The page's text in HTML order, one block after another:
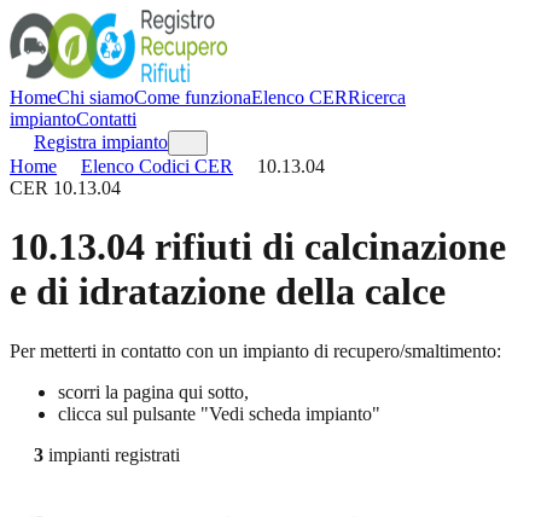
HomeChi siamoCome funzionaElenco CERRicerca
impiantoContatti
Registra impianto
Home
Elenco Codici CER
10.13.04
CER 10.13.04
10.13.04 rifiuti di calcinazione
e di idratazione della calce
Per metterti in contatto con un impianto di recupero/smaltimento:
scorri la pagina qui sotto,
clicca sul pulsante "Vedi scheda impianto"
3 impianti registrati